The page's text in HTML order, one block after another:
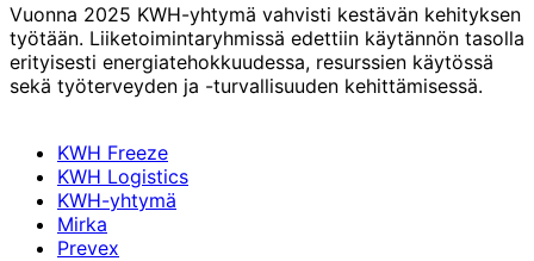
Vuonna 2025 KWH-yhtymä vahvisti kestävän kehityksen
työtään. Liiketoimintaryhmissä edettiin käytännön tasolla
erityisesti energiatehokkuudessa, resurssien käytössä
sekä työterveyden ja -turvallisuuden kehittämisessä.
KWH Freeze
KWH Logistics
KWH-yhtymä
Mirka
Prevex